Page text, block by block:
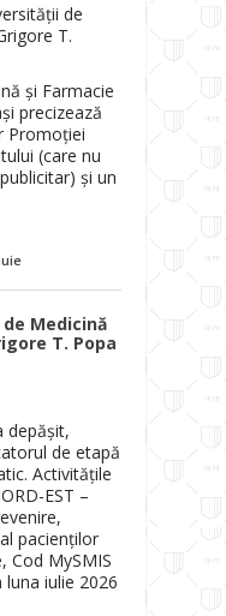
de
T.
și Farmacie
precizează
Promoției
(care nu
și un
Medicină
T. Popa
depășit,
de etapă
Activitățile
EST –
pacienților
Cod MySMIS
iulie 2026